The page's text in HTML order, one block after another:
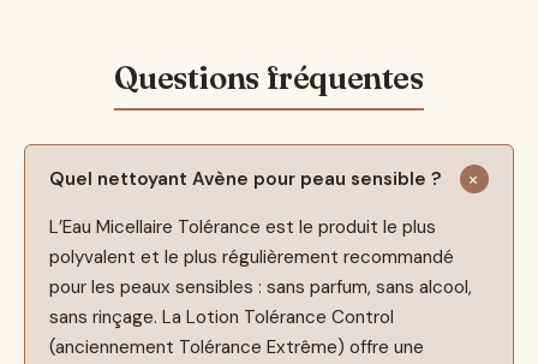
Quel nettoyant Avène pour peau sensible ?
L’Eau Micellaire Tolérance est le produit le plus
polyvalent et le plus régulièrement recommandé
pour les peaux sensibles : sans parfum, sans alcool,
sans rinçage. La Lotion Tolérance Control
(anciennement Tolérance Extrême) offre une